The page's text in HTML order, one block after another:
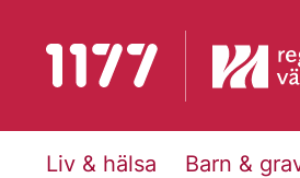
Till startsidan för 1177
Liv & hälsa Barn &